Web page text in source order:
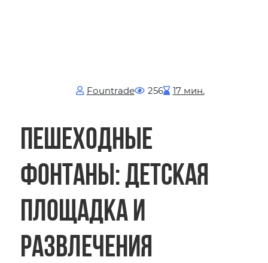
Fоuntrade 256 17 мин.
Пешеходные
фонтаны: Детская
площадка и
развлечения